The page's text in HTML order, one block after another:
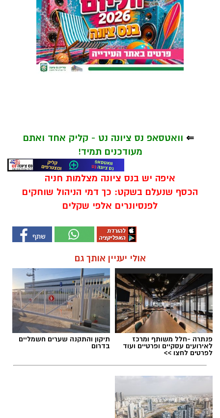
⇐ וואטסאפ נס ציונה נט - קליק אחד ואתם
מעודכנים תמיד!
איפה יש בנס ציונה מצלמות חניה
הכסף שנעלם בשקט: כך דמי הניהול שוחקים
לפנסיונרים אלפי שקלים
אולי יעניין אותך גם
פנתרה -חלל משותף ומרכז
לאירועים עסקיים ופרטיים ועוד
לפרטים לחצו >>
תיקון והתקנה שערים חשמליים
בדרום